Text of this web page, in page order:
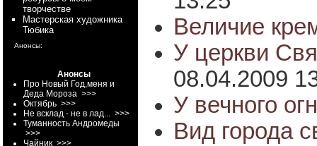
творчестве
Мастерская художника
Тюбика
Анонсы:
Анонсы
Про Новый Год,меня и
Деда Мороза >>>
Октябрь >>>
Не всклад - не в лад... >>>
Туманность Андромеды
>>>
Чайник >>>
Величие
У церкви
08.04.2009
У вечного
Вид города